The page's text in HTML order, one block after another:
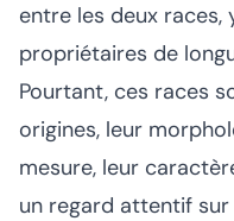
entre les deux races,
propriétaires de
Pourtant, ces races
origines, leur
mesure, leur
un regard attentif